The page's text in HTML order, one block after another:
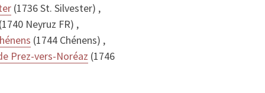
(1736 St. Silvester) ,
Neyruz FR) ,
(1744 Chénens) ,
Prez-vers-Noréaz (1746